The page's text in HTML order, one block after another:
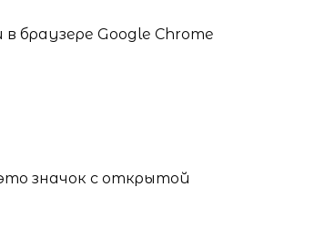
браузере Google Chrome
значок с открытой